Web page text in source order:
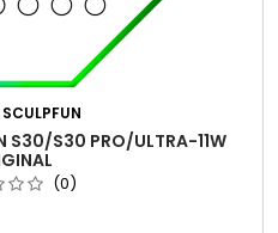
SCULPFUN
S30/S30 PRO/ULTRA-11W
(0)